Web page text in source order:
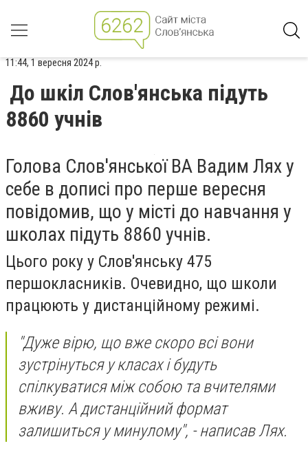
11:44, 1 вересня 2024 р.
До шкіл Слов'янська підуть
8860 учнів
Голова Слов'янської ВА Вадим Лях у
себе в дописі про перше вересня
повідомив, що у місті до навчання у
школах підуть 8860 учнів.
Цього року у Слов'янську 475
першокласників. Очевидно, що школи
працюють у дистанційному режимі.
"Дуже вірю, що вже скоро всі вони
зустрінуться у класах і будуть
спілкуватися між собою та вчителями
вживу. А дистанційний формат
залишиться у минулому", - написав Лях.